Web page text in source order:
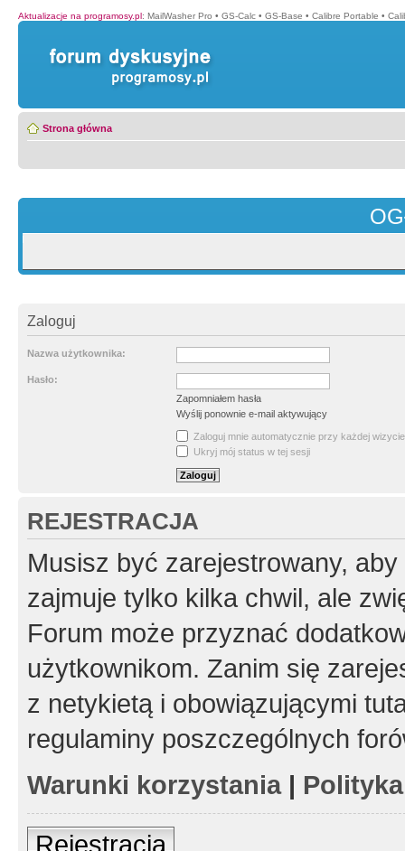
Aktualizacje na programosy.pl: MailWasher Pro • GS-Calc • GS-Base • Calibre Portable •
Strona główna
Zaloguj
Nazwa użytkownika:
Hasło:
Zapomniałem hasła
Wyślij ponownie e-mail aktywujący
Zaloguj mnie automatycznie przy każdej wizycie
Ukryj mój status w tej sesji
REJESTRACJA
Musisz być zarejestrowany,
zajmuje tylko kilka chwil, ale
Forum może przyznać
użytkownikom. Zanim się
z netykietą i obowiązującymi
regulaminy poszczególnych
Warunki korzystania|
Rejestracja